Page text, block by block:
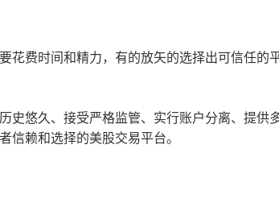
费时间和精力，有的放矢的选择出可信任的
悠久、接受严格监管、实行账户分离、提供
信赖和选择的美股交易平台。